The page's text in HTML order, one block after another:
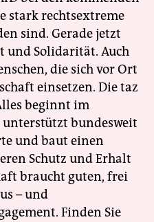
stark rechtsextreme
sind. Gerade jetzt
und Solidarität. Auch
die sich vor Ort
einsetzen. Die taz
beginnt im
bundesweit
und baut einen
Schutz und Erhalt
braucht guten, frei
– und
Finden Sie